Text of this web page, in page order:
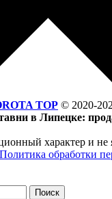
TOP © 2020-
в Липецке:
характер и не
Политика обработки
Поиск